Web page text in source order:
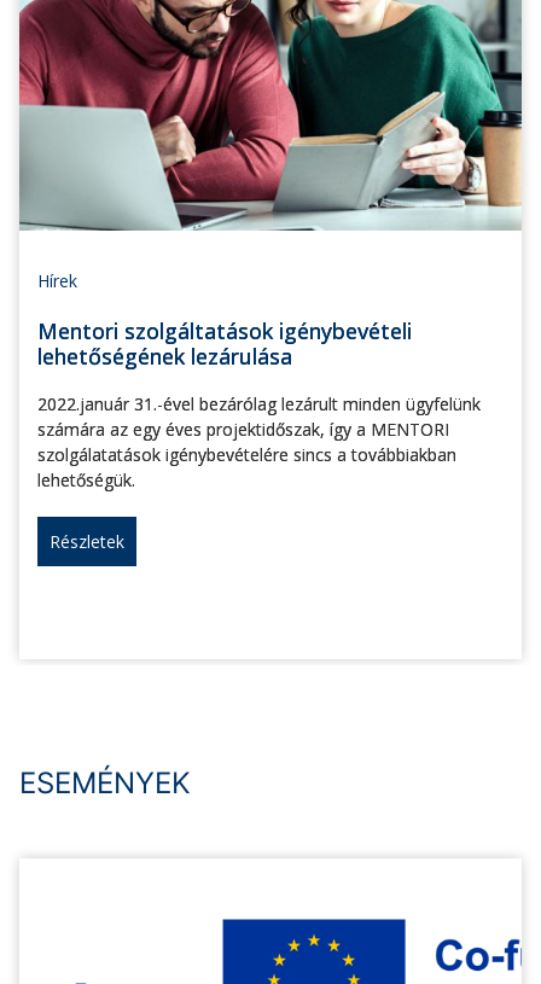
Hírek
Mentori szolgáltatások igénybevételi
lehetőségének lezárulása
2022.január 31.-ével bezárólag lezárult minden ügyfelünk
számára az egy éves projektidőszak, így a MENTORI
szolgálatatások igénybevételére sincs a továbbiakban
lehetőségük.
Részletek
ESEMÉNYEK